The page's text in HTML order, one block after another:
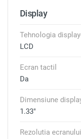
Display
Tehnologia
LCD
Ecran tactil
Da
Dimensiune
1.33"
Rezolutia ecranului